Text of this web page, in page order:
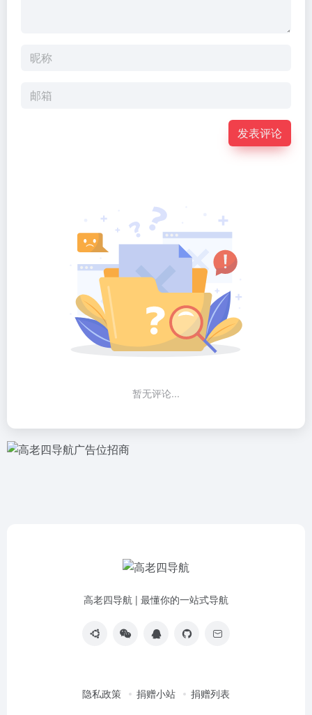
发表评论
暂无评论...
高老四导航 | 最懂你的一站式导航
隐私政策 捐赠小站 捐赠列表